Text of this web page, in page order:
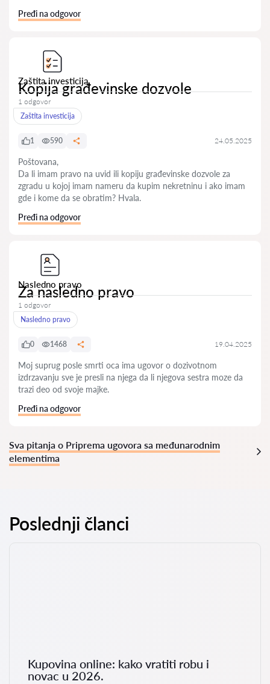
Pređi na odgovor
Zaštita investicija
Kopija građevinske dozvole
1 odgovor
Zaštita investicija
1 590 24.05.2025
Poštovana,
Da li imam pravo na uvid ili kopiju građevinske dozvole za
zgradu u kojoj imam nameru da kupim nekretninu i ako imam
gde i kome da se obratim? Hvala.
Pređi na odgovor
Nasledno pravo
Za nasledno pravo
1 odgovor
Nasledno pravo
0 1468 19.04.2025
Moj suprug posle smrti oca ima ugovor o dozivotnom
izdrzavanju sve je presli na njega da li njegova sestra moze da
trazi deo od svoje majke.
Pređi na odgovor
Sva pitanja o Priprema ugovora sa međunarodnim
elementima
Poslednji članci
Kupovina online: kako vratiti robu i
novac u 2026.